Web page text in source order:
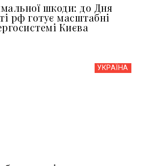
шкоди: до Дня
рф готує масштабні
Києва
УКРАЇНА